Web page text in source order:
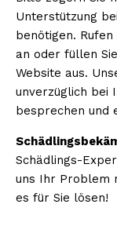
Unterstützung
benötigen.
an oder füllen
Website aus.
unverzüglich bei
besprechen und
Schädlings-
uns Ihr Problem
es für Sie lösen!